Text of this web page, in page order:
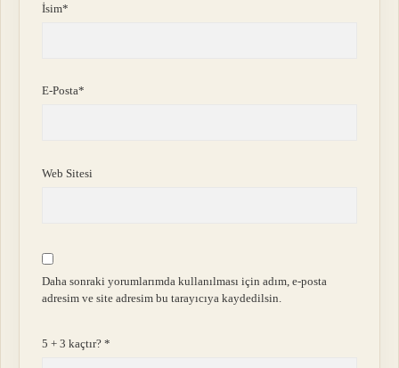
İsim*
E-Posta*
Web Sitesi
Daha sonraki yorumlarımda kullanılması için adım, e-posta
adresim ve site adresim bu tarayıcıya kaydedilsin.
5 + 3 kaçtır?*